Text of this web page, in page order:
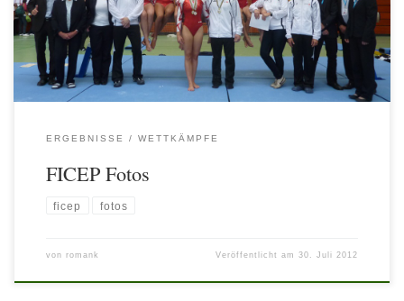
ERGEBNISSE WETTKÄMPFE
FICEP Fotos
ficep fotos
von romank Veröffentlicht am30. Juli 2012